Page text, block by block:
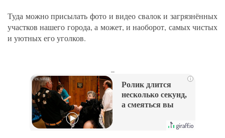
Туда можно присылать фото и видео свалок и загрязнённых
участков нашего города, а может, и наоборот, самых чистых
и уютных его уголков.
i
Ролик длится
несколько секунд,
а смеяться вы